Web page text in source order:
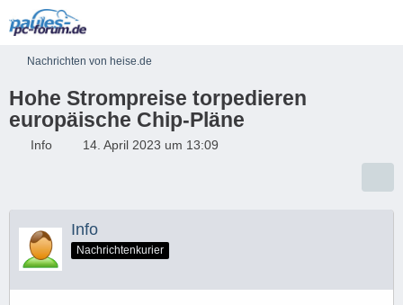
Nachrichten von heise.de
Hohe Strompreise torpedieren
europäische Chip-Pläne
Info 14. April 2023 um 13:09
Info
Nachrichtenkurier